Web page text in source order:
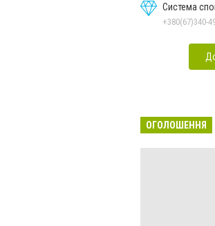
Система
+380(67)340-
ОГОЛОШЕННЯ